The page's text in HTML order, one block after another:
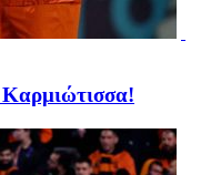
Καρμιώτισσα!